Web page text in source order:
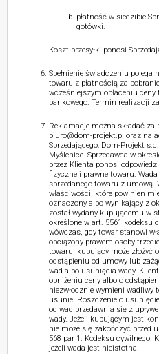
płatność w siedzibie
gotówki.
Koszt przesyłki ponosi
Spełnienie świadczeniu polega
towaru z płatnością za
wcześniejszym opłaceniu
bankowego. Termin realizacji
Reklamacje można składać
biuro@dom-projekt.pl oraz na
Sprzedającego: Dom-Projekt
Myślenice. Sprzedawca w
przez Klienta ponosi
fizyczne i prawne towaru.
sprzedanego towaru z umową.
właściwości, które powinien
oznaczony albo wynikający z
został wydany kupującemu w
określone w art. 5561 kodeksu
wówczas, gdy towar stanowi
obciążony prawem osoby
towaru, kupujący może złożyć
odstąpieniu od umowy lub
wad albo usunięcia wady.
obniżeniu ceny albo o
niezwłocznie wymieni wadliwy
usunie. Roszczenie o
od wad przedawnia się z
wady. Jeżeli kupującym jest
nie może się zakończyć przed
568 par 1. Kodeksu cywilnego.
jeżeli wada jest nieistotna.